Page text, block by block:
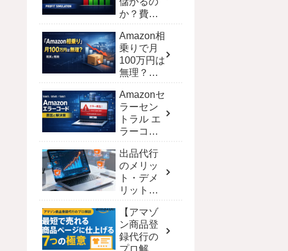
か？費用
シミュレ
ーション
で徹底解
剖
Amazon相
乗りで月
100万円は
無理？現
する戦略
Amazonセ
ラーセン
トラル エ
ラーコー
略！解決
策と一覧
【保存
版】
出品代行
のメリッ
ト・デメ
リット｜
別の費用
と選び方
【アマゾ
ン商品登
録代行の
プロ解